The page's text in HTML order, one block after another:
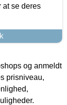
at se deres
og anmeldt
prisniveau,